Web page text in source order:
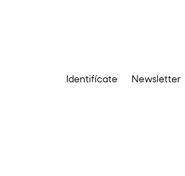
Identifícate Newsletter